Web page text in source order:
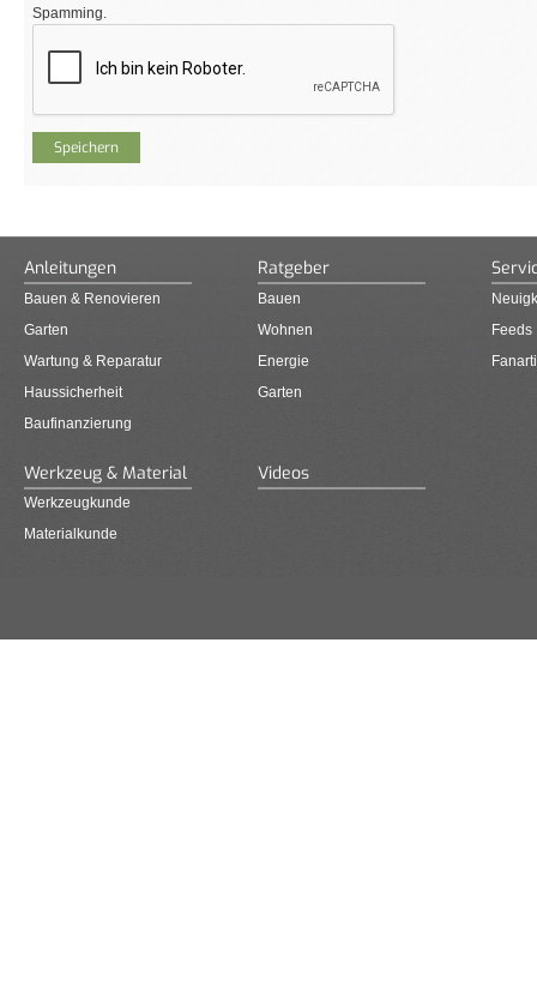
Spamming.
Anleitungen
Bauen & Renovieren
Garten
Wartung & Reparatur
Haussicherheit
Baufinanzierung
Ratgeber
Bauen
Wohnen
Energie
Garten
Feeds
Werkzeug & Material
Werkzeugkunde
Materialkunde
Videos